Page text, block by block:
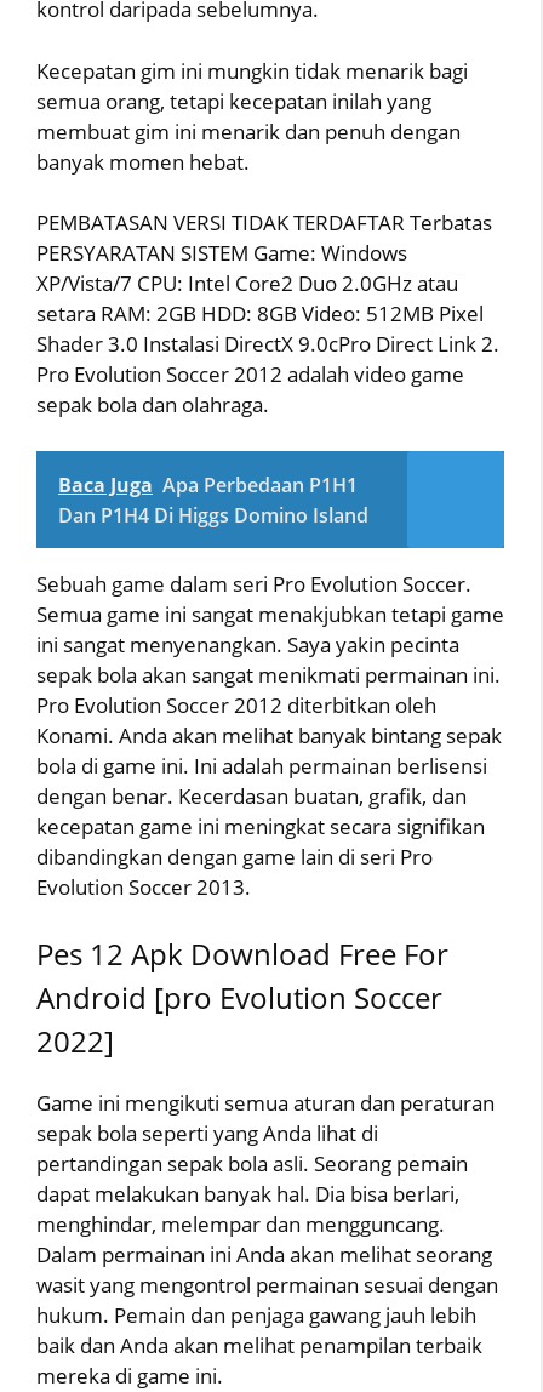
kontrol daripada sebelumnya.
Kecepatan gim ini mungkin tidak menarik bagi
semua orang, tetapi kecepatan inilah yang
membuat gim ini menarik dan penuh dengan
banyak momen hebat.
PEMBATASAN VERSI TIDAK TERDAFTAR Terbatas
PERSYARATAN SISTEM Game: Windows
XP/Vista/7 CPU: Intel Core2 Duo 2.0GHz atau
setara RAM: 2GB HDD: 8GB Video: 512MB Pixel
Shader 3.0 Instalasi DirectX 9.0cPro Direct Link 2.
Pro Evolution Soccer 2012 adalah video game
sepak bola dan olahraga.
Baca Juga Apa Perbedaan P1H1
Dan P1H4 Di Higgs Domino Island
Sebuah game dalam seri Pro Evolution Soccer.
Semua game ini sangat menakjubkan tetapi game
ini sangat menyenangkan. Saya yakin pecinta
sepak bola akan sangat menikmati permainan ini.
Pro Evolution Soccer 2012 diterbitkan oleh
Konami. Anda akan melihat banyak bintang sepak
bola di game ini. Ini adalah permainan berlisensi
dengan benar. Kecerdasan buatan, grafik, dan
kecepatan game ini meningkat secara signifikan
dibandingkan dengan game lain di seri Pro
Evolution Soccer 2013.
Pes 12 Apk Download Free For
Android [pro Evolution Soccer
2022]
Game ini mengikuti semua aturan dan peraturan
sepak bola seperti yang Anda lihat di
pertandingan sepak bola asli. Seorang pemain
dapat melakukan banyak hal. Dia bisa berlari,
menghindar, melempar dan mengguncang.
Dalam permainan ini Anda akan melihat seorang
wasit yang mengontrol permainan sesuai dengan
hukum. Pemain dan penjaga gawang jauh lebih
baik dan Anda akan melihat penampilan terbaik
mereka di game ini.